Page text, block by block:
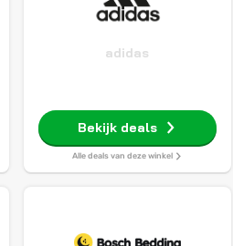
adidas
Bekijk deals
Alle deals van deze winkel